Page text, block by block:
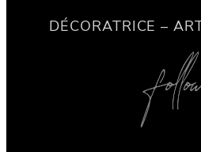
DÉCORATRICE –